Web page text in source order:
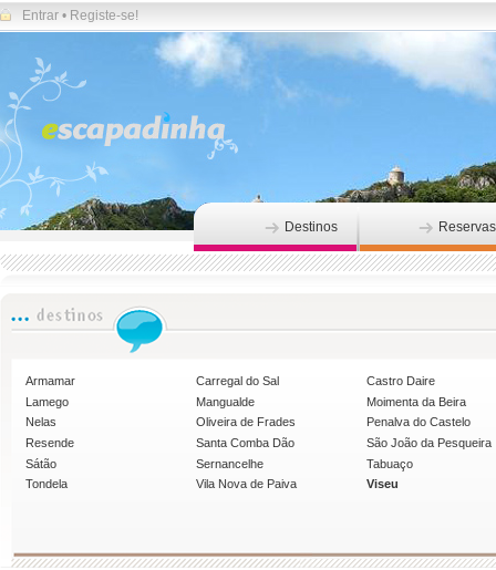
Entrar • Registe-se!
Destinos Reservas
Armamar Carregal do Sal
Castro Daire
Lamego
Mangualde
Moimenta da Beira
Nelas
Oliveira de Frades
Penalva do Castelo
Resende
Santa Comba Dão
São João da Pesqueira
Sátão
Sernancelhe
Tabuaço
Tondela
Vila Nova de Paiva Viseu